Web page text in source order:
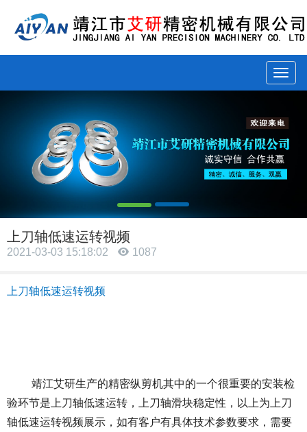
Menu
上刀轴低速运转视频
2021-03-03 15:18:02 1087
上刀轴低速运转视频
靖江艾研生产的精密纵剪机其中的一个很重要的安装检
验环节是上刀轴低速运转，上刀轴滑块稳定性，以上为上刀
轴低速运转视频展示，如有客户有具体技术参数要求，需要